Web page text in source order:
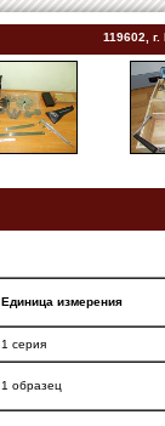
119602,
Единица измерения
1 серия
1 образец